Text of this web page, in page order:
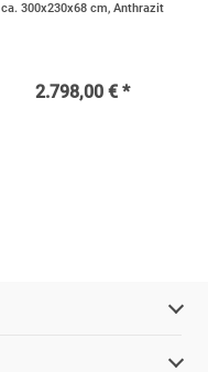
ca. 300x230x68 cm, Anthrazit
2.798,00 € *